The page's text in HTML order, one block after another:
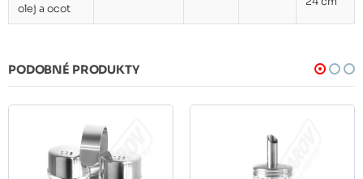
olej a ocot
PODOBNÉ PRODUKTY